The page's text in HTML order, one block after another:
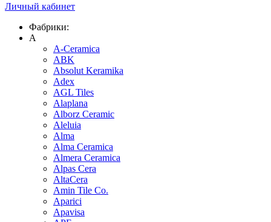
Личный кабинет
Фабрики:
A
A-Ceramica
ABK
Absolut Keramika
Adex
AGL Tiles
Alaplana
Alborz Ceramic
Aleluia
Alma
Alma Ceramica
Almera Ceramica
Alpas Cera
AltaCera
Amin Tile Co.
Aparici
Apavisa